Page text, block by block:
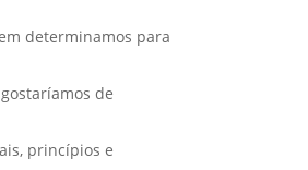
determinamos para
de
princípios e